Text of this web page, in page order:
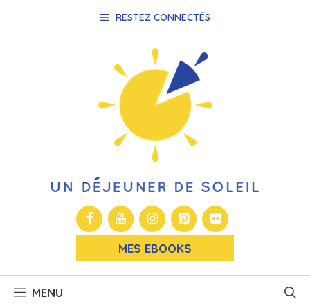
RESTEZ CONNECTÉS
MES EBOOKS
MENU